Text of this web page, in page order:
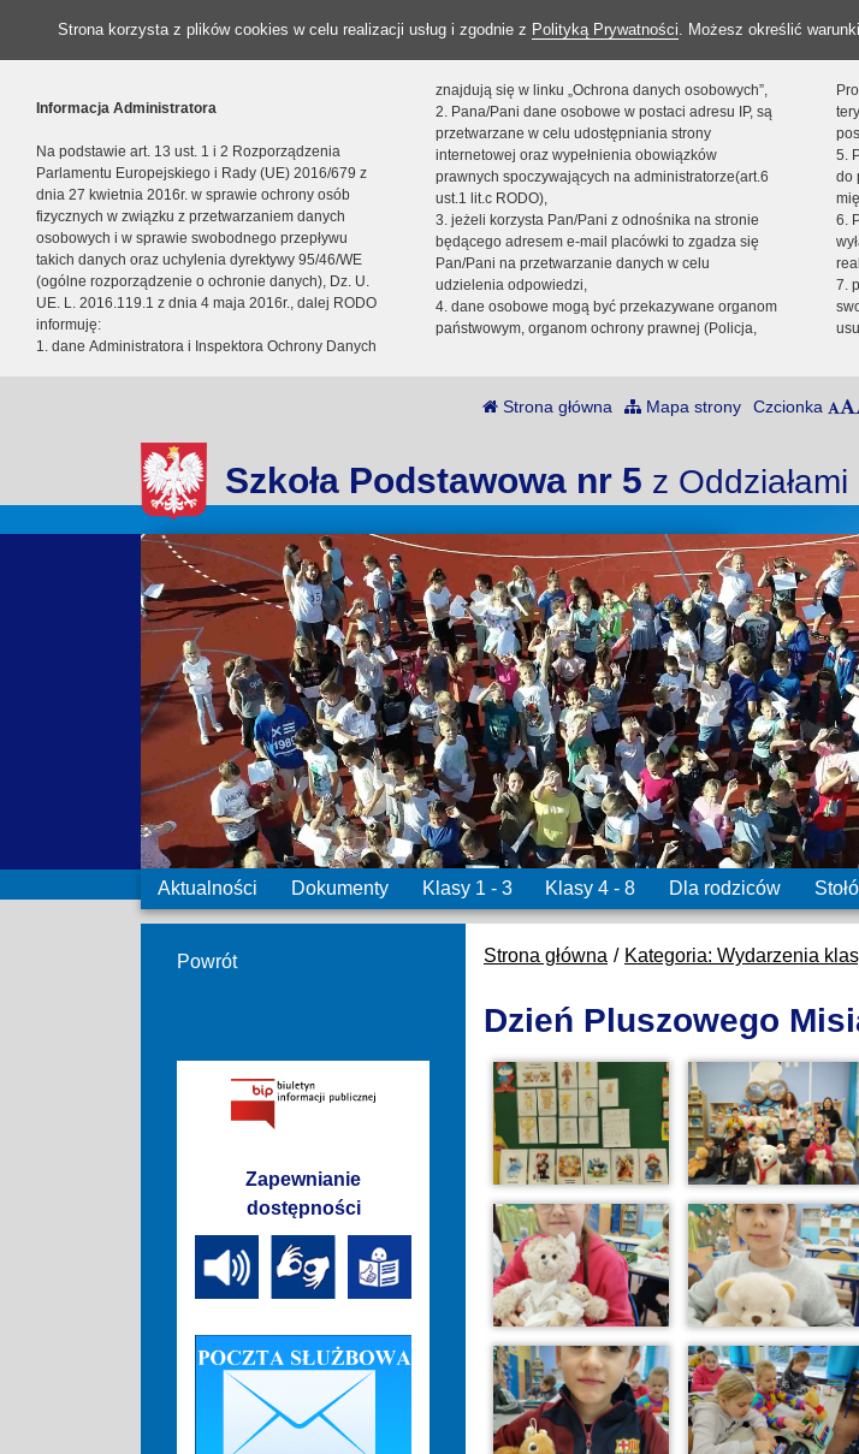
Strona korzysta z plików cookies w celu realizacji usług i zgodnie z Polityką Prywatności. Możesz określić
Informacja Administratora
Na podstawie art. 13 ust. 1 i 2 Rozporządzenia
Parlamentu Europejskiego i Rady (UE) 2016/679 z
dnia 27 kwietnia 2016r. w sprawie ochrony osób
fizycznych w związku z przetwarzaniem danych
osobowych i w sprawie swobodnego przepływu
takich danych oraz uchylenia dyrektywy 95/46/WE
(ogólne rozporządzenie o ochronie danych), Dz. U.
UE. L. 2016.119.1 z dnia 4 maja 2016r., dalej RODO
informuję:
1. dane Administratora i Inspektora Ochrony Danych
znajdują się w linku „Ochrona danych osobowych”,
2. Pana/Pani dane osobowe w postaci adresu IP, są
przetwarzane w celu udostępniania strony
internetowej oraz wypełnienia obowiązków
prawnych spoczywających na administratorze(art.6
ust.1 lit.c RODO),
3. jeżeli korzysta Pan/Pani z odnośnika na stronie
będącego adresem e-mail placówki to zgadza się
Pan/Pani na przetwarzanie danych w celu
udzielenia odpowiedzi,
4. dane osobowe mogą być przekazywane organom
państwowym, organom ochrony prawnej (Policja,
5.
do
6.
7.
Strona główna Mapa strony Czcionka
Szkoła Podstawowa nr 5 z
Aktualności Dokumenty Klasy 1 - 3 Klasy 4 - 8 Dla rodziców
Strona główna Kategoria: Wydarzenia
Dzień Pluszowego
Powrót
Zapewnianie
dostępności